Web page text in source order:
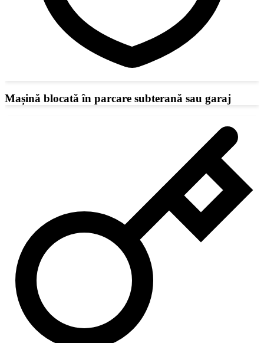
Mașină blocată în parcare subterană sau garaj